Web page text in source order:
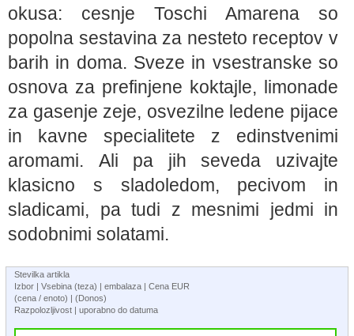
okusa: cesnje Toschi Amarena so
popolna sestavina za nesteto receptov v
barih in doma. Sveze in vsestranske so
osnova za prefinjene koktajle, limonade
za gasenje zeje, osvezilne ledene pijace
in kavne specialitete z edinstvenimi
aromami. Ali pa jih seveda uzivajte
klasicno s sladoledom, pecivom in
sladicami, pa tudi z mesnimi jedmi in
sodobnimi solatami.
Stevilka artikla
Izbor | Vsebina (teza) | embalaza | Cena EUR
(cena / enoto) | (Donos)
Razpolozljivost | uporabno do datuma